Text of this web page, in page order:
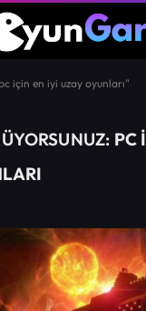
için en iyi uzay oyunları"
PC